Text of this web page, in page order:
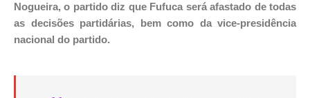
Nogueira, o partido diz que Fufuca será afastado de todas
as decisões partidárias, bem como da vice-presidência
nacional do partido.